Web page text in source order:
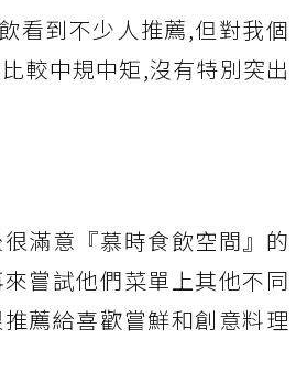
看到不少人推薦,但對我個
較中規中矩,沒有特別突出
滿意『慕時食飲空間』的
嘗試他們菜單上其他不同
薦給喜歡嘗鮮和創意料理